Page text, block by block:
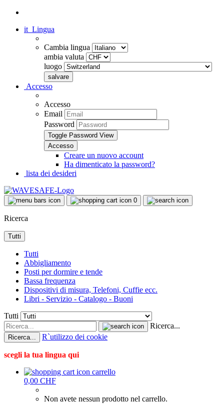
it Lingua
Cambia lingua
ambia valuta
luogo
Accesso
Accesso
Email
Password
Toggle Password View
Creare un nuovo account
Ha dimenticato la password?
lista dei desideri
0
Ricerca
Tutti
Tutti
Abbigliamento
Posti per dormire e tende
Bassa frequenza
Dispositivi di misura, Telefoni, Cuffie ecc.
Libri - Servizio - Catalogo - Buoni
Tutti
Ricerca...
Ricerca... R`utilizzo dei cookie
scegli la tua lingua qui
carrello
0,00 CHF
Non avete nessun prodotto nel carrello.